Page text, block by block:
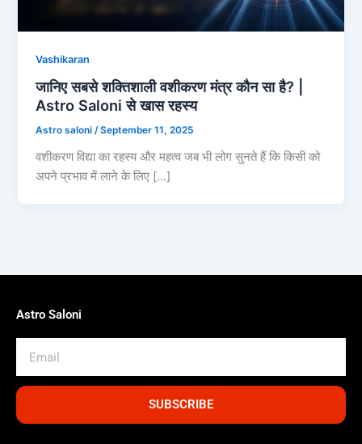
Vashikaran
जानिए सबसे शक्तिशाली वशीकरण मंत्र कौन सा है? |
Astro Saloni से खास रहस्य
Astro saloni/September 11, 2025
वशीकरण विद्या का रहस्य और महत्व जब भी लोग सुनते हैं कि किसी को
अपने प्रभाव में लाने के लिए […]
Astro Saloni
SUBSCRIBE